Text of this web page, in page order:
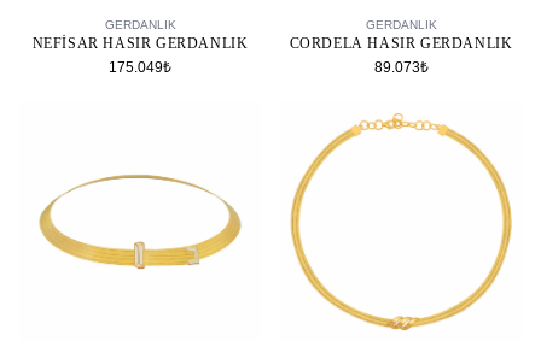
GERDANLIK
NEFISAR HASIR GERDANLIK
175.049₺
GERDANLIK
CORDELA HASIR GERDANLIK
89.073₺